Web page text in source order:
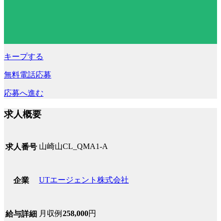
キープする
無料電話応募
応募へ進む
求人概要
求人番号 山崎山CL_QMA1-A
企業 UTエージェント株式会社
給与詳細 月収例 258,000円